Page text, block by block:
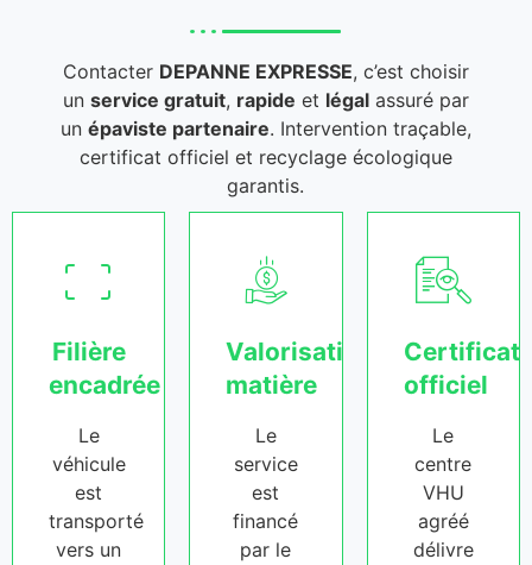
Contacter DEPANNE EXPRESSE, c’est choisir
un service gratuit, rapide et légalassuré par
un épaviste partenaire. Intervention traçable,
certificat officiel et recyclage écologique
garantis.
Filière
encadrée
Le
véhicule
est
transporté
vers un
Valorisation
matière
Le
service
est
financé
par le
Certificat
officiel
Le
centre
VHU
agréé
délivre